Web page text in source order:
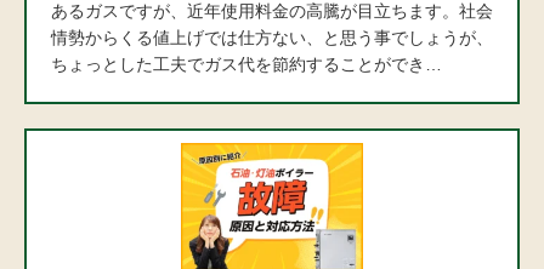
あるガスですが、近年使用料金の高騰が目立ちます。社会
情勢からくる値上げでは仕方ない、と思う事でしょうが、
ちょっとした工夫でガス代を節約することができ…